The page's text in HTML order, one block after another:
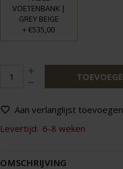
VOETENBANK |
GREY BEIGE
+€535,00
Aan verlanglijst toevoegen
Levertijd: 6-8 weken
OMSCHRIJVING